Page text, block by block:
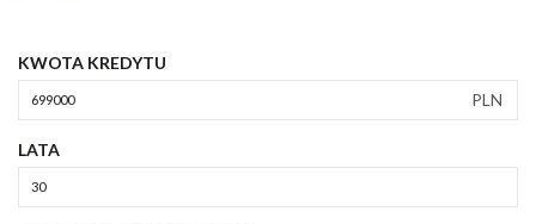
KWOTA KREDYTU
PLN
LATA